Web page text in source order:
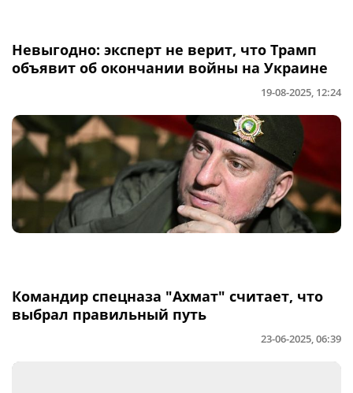
Невыгодно: эксперт не верит, что Трамп
объявит об окончании войны на Украине
19-08-2025, 12:24
Командир спецназа "Ахмат" считает, что
выбрал правильный путь
23-06-2025, 06:39